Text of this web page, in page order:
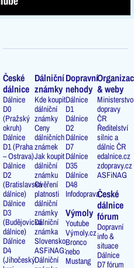
České
dálnice
Dálnice
D0
(Pražský
okruh)
Dálnice
D1 (Praha
– Ostrava)
Dálnice
D2
(Bratislavská
dálnice)
Dálnice
D3
(Budějovická
dálnice)
Dálnice
D4
(Jihočeský
Dálniční
známky
Kde koupit
dálniční
známky
Ceny
dálničních
známek
Jak koupit
dálniční
známku
Ověření
platnosti
dálniční
známky
Dálniční
známka
Slovensko
ASFiNAG:
Dálniční
Dopravní
nehody
Dálnice
D1
Dálnice
D2
Dálnice
D7
Dálnice
D35
Dálnice
D48
Infodoprava
Výmoly
Youtube
Výmoly.cz
Bronco
nebo
Mustang
& weby
Ministerstvo
dopravy
ČR
Ředitelství
silnic a
dálnic ČR
edalnice.cz
zdopravy.cz
ASFiNAG
České
dálnice
fórum
Dopravní
info &
situace
Dálnice
D7 fórum